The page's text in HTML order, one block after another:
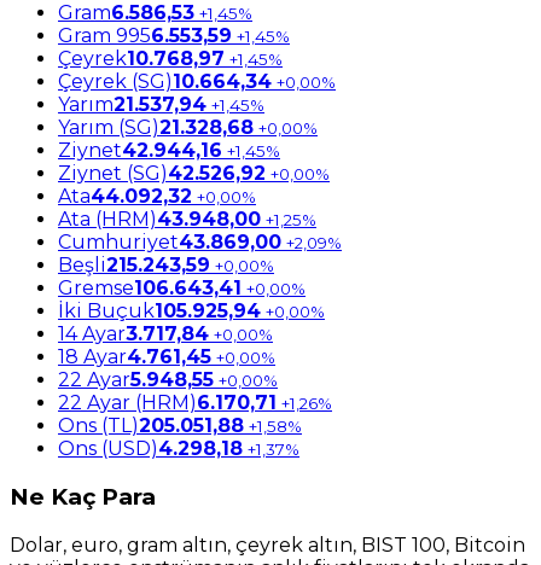
Gram6.586,53 +1,45%
Gram 9956.553,59 +1,45%
Çeyrek10.768,97 +1,45%
Çeyrek (SG)10.664,34 +0,00%
Yarım21.537,94 +1,45%
Yarım (SG)21.328,68 +0,00%
Ziynet42.944,16 +1,45%
Ziynet (SG)42.526,92 +0,00%
Ata44.092,32 +0,00%
Ata (HRM)43.948,00 +1,25%
Cumhuriyet43.869,00 +2,09%
Beşli215.243,59 +0,00%
Gremse106.643,41 +0,00%
İki Buçuk105.925,94 +0,00%
14 Ayar3.717,84 +0,00%
18 Ayar4.761,45 +0,00%
22 Ayar5.948,55 +0,00%
22 Ayar (HRM)6.170,71 +1,26%
Ons (TL)205.051,88 +1,58%
Ons (USD)4.298,18 +1,37%
Ne Kaç Para
Dolar, euro, gram altın, çeyrek altın, BIST 100, Bitcoin